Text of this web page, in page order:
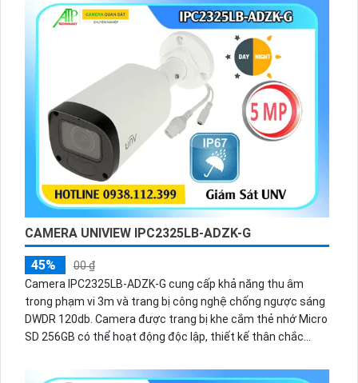
CAMERA UNIVIEW IPC2325LB-ADZK-G
45%
00 ₫
Camera IPC2325LB-ADZK-G cung cấp khả năng thu âm
trong phạm vi 3m và trang bị công nghệ chống ngược sáng
DWDR 120db. Camera được trang bị khe cắm thẻ nhớ Micro
SD 256GB có thể hoạt động độc lập, thiết kế thân chắc